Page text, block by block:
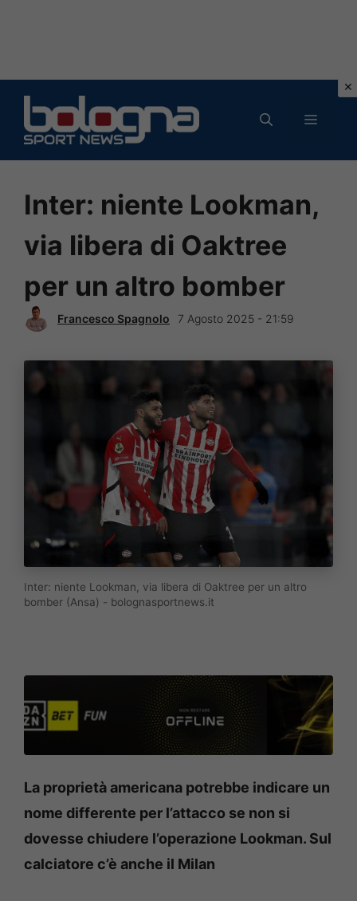
contenuto
MENU
Inter: niente Lookman,
via libera di Oaktree
per un altro bomber
Francesco Spagnolo 7 Agosto 2025 - 21:59
Inter: niente Lookman, via libera di Oaktree per un altro
bomber (Ansa) - bolognasportnews.it
La proprietà americana potrebbe indicare un
nome differente per l’attacco se non si
dovesse chiudere l’operazione Lookman. Sul
calciatore c’è anche il Milan